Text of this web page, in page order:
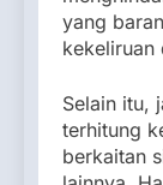
yang
kekeliruan
Selain itu,
terhitung
berkaitan